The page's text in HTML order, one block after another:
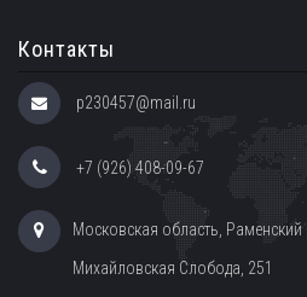
Контакты
p230457@mail.ru
+7 (926) 408-09-67
Московская область, Раменский
Михайловская Слобода, 251